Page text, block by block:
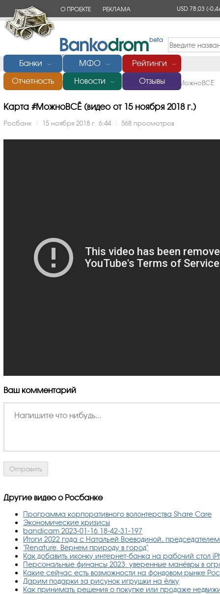
О ПРОЕКТЕ РЕКЛАМА USD 78,03(-
Банки ﹀ МФО ﹀ Рейтинги ﹀
Отчетность Новости ﹀ Отзывы
Главная/Банки России/Росбанк Видео/Карта #МожноВСЁ
Карта #МожноВСЁ (видео от 15 ноября 2018 г.)
Росбанк | 15 ноября 2018 г. 6:44 | 568 просмотров
Ваш комментарий
Другие видео о Росбанке
Программа корпоративного волонтерства Share Care
Экономические кризисы
bandicam 2023-01-16 18-42-31-197
Итоги 2022 года с Натальей Воеводиной,
"Renature. Вернем природу в город"
Как добавить иконку интернет-банка на рабочий стол
Персональные финансы 2023: уверенные манёвры в
Какие сейчас есть возможности на фондовом рынке
Дарим подарки за рисунок игрушки на ёлку
Как принимать решения о покупке или продаже